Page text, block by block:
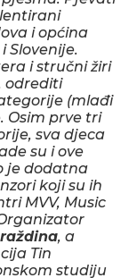
i općina
Slovenije.
i stručni žiri
odrediti
(mlađi
Osim prve tri
sva djeca
su i ove
je dodatna
koji su ih
MVV, Music
, a
Tin
studiju